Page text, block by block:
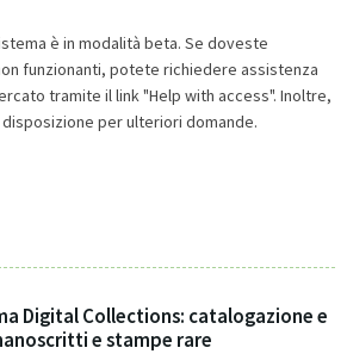
è in modalità beta. Se doveste
funzionanti, potete richiedere assistenza
tramite il link "Help with access". Inoltre,
per ulteriori domande.
Digital Collections: catalogazione e
e stampe rare